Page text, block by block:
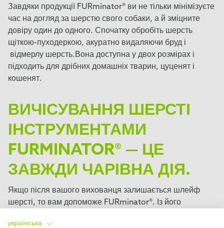
Завдяки продукції FURminator® ви не тільки мінімізуєте
час на догляд за шерстю свого собаки, а й зміцните
довіру один до одного. Спочатку обробіть шерсть
щіткою-пуходеркою, акуратно видаляючи бруд і
відмерлу шерсть.Вона доступна у двох розмірах і
підходить для дрібних домашніх тварин, цуценят і
кошенят.
ВИЧІСУВАННЯ ШЕРСТІ
ІНСТРУМЕНТАМИ
FURMINATOR® — ЦЕ
ЗАВЖДИ ЧАРІВНА ДІЯ.
Якщо після вашого вихованця залишається шлейф
шерсті, то вам допоможе FURminator®. Із його
українська